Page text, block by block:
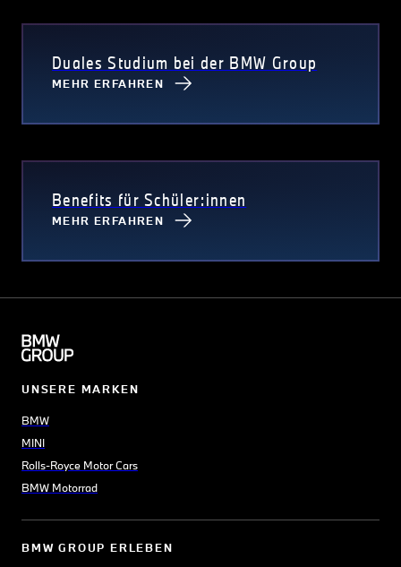
Duales Studium bei der BMW Group
MEHR ERFAHREN
Benefits für Schüler:innen
MEHR ERFAHREN
UNSERE MARKEN
BMW
MINI
Rolls-Royce Motor Cars
BMW Motorrad
BMW GROUP ERLEBEN